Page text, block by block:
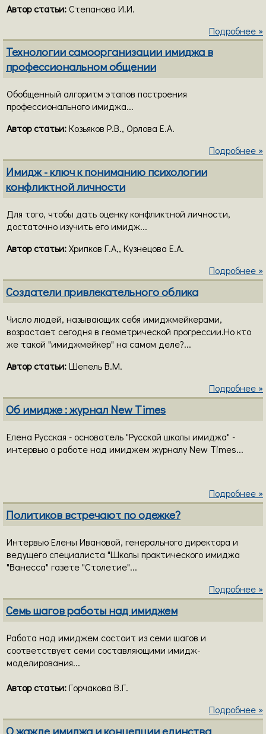
Автор статьи:Степанова И.И.
Подробнее »
Технологии самоорганизации имиджа в
профессиональном общении
Обобщенный алгоритм этапов построения
профессионального имиджа...
Автор статьи:Козьяков Р.В., Орлова Е.А.
Подробнее »
Имидж - ключ к пониманию психологии
конфликтной личности
Для того, чтобы дать оценку конфликтной личности,
достаточно изучить его имидж...
Автор статьи:Хрипков Г.А,, Кузнецова Е.А.
Подробнее »
Создатели привлекательного облика
Число людей, называющих себя имиджмейкерами,
возрастает сегодня в геометрической прогрессии.Но кто
же такой "имиджмейкер" на самом деле?...
Автор статьи:Шепель В.М.
Подробнее »
Об имидже : журнал New Times
Елена Русская - основатель "Русской школы имиджа" -
интервью о работе над имиджем журналу New Times...
Подробнее »
Политиков встречают по одежке?
Интервью Елены Ивановой, генерального директора и
ведущего специалиста "Школы практического имиджа
"Ванесса" газете "Столетие"...
Подробнее »
Семь шагов работы над имиджем
Работа над имиджем состоит из семи шагов и
соответствует семи составляющими имидж-
моделирования...
Автор статьи:Горчакова В.Г.
Подробнее »
О жажде имиджа и концепции единства